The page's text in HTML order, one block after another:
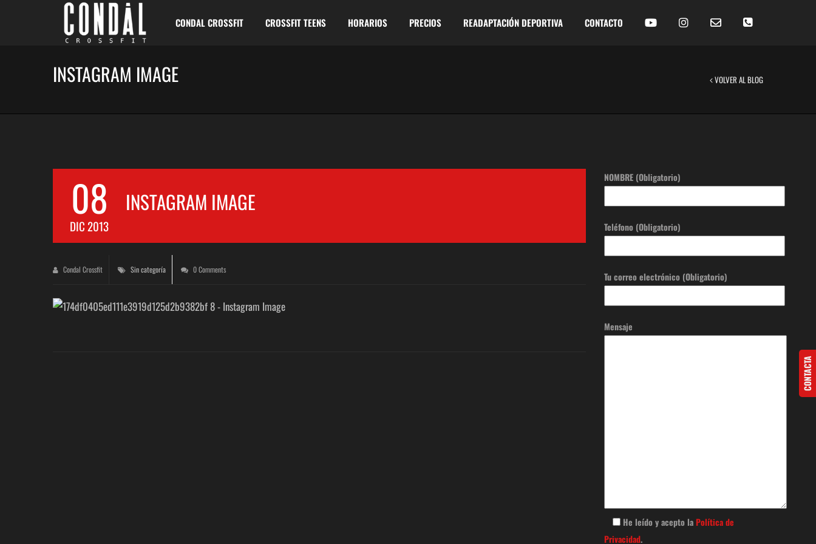
CONDAL CROSSFIT CROSSFIT TEENS HORARIOS PRECIOS READAPTACIÓN DEPORTIVA CONTACTO
INSTAGRAM IMAGE VOLVER AL BLOG
08
DIC 2013
INSTAGRAM IMAGE
Condal Crossfit Sin categoría 0 Comments
NOMBRE (Obligatorio)
Teléfono (Obligatorio)
Tu correo electrónico (Obligatorio)
Mensaje
He leído y acepto laPolítica de
Privacidad.
CONTACTA